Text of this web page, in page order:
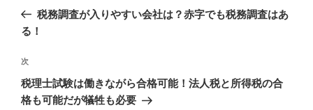
ナ
ゲ
ー
シ
の
投
税務調査が入りやすい会社は？赤字でも税務調査はあ
る！
次
の
投
次
税理士試験は働きながら合格可能！法人税と所得税の合
格も可能だが犠牲も必要